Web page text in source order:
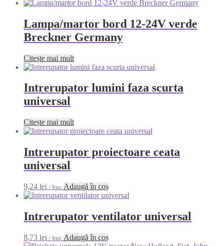
Lampa/martor bord 12-24V verde
Breckner Germany
Citește mai mult
Intrerupator lumini faza scurta
universal
Citește mai mult
Intrerupator proiectoare ceata
universal
9,24 lei / buc Adaugă în coș
Intrerupator ventilator universal
8,73 lei / buc Adaugă în coș